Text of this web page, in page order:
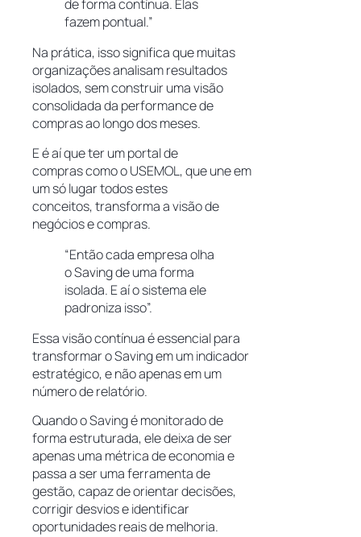
de forma contínua. Elas
fazem pontual.”
Na prática, isso significa que muitas
organizações analisam resultados
isolados, sem construir uma visão
consolidada da performance de
compras ao longo dos meses.
E é aí que ter um portal de
compras como o USEMOL, que une em
um só lugar todos estes
conceitos, transforma a visão de
negócios e compras.
“Então cada empresa olha
o Saving de uma forma
isolada. E aí o sistema ele
padroniza isso”.
Essa visão contínua é essencial para
transformar o Saving em um indicador
estratégico, e não apenas em um
número de relatório.
Quando o Saving é monitorado de
forma estruturada, ele deixa de ser
apenas uma métrica de economia e
passa a ser uma ferramenta de
gestão, capaz de orientar decisões,
corrigir desvios e identificar
oportunidades reais de melhoria.